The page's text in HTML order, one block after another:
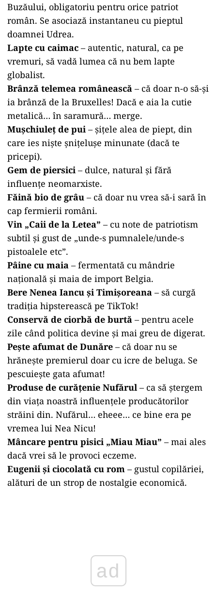
Buzăului, obligatoriu pentru orice patriot
român. Se asociază instantaneu cu pieptul
doamnei Udrea.
Lapte cu caimac – autentic, natural, ca pe
vremuri, să vadă lumea că nu bem lapte
globalist.
Brânză telemea românească – că doar n-o să-și
ia brânză de la Bruxelles! Dacă e aia la cutie
metalică… în saramură… merge.
Mușchiuleț de pui – șițele alea de piept, din
care ies niște șnițelușe minunate (dacă te
pricepi).
Gem de piersici – dulce, natural și fără
influențe neomarxiste.
Făină bio de grâu – că doar nu vrea să-i sară în
cap fermierii români.
Vin „Caii de la Letea” – cu note de patriotism
subtil și gust de „unde-s pumnalele/unde-s
pistoalele etc”.
Pâine cu maia – fermentată cu mândrie
națională și maia de import Belgia.
Bere Nenea Iancu și Timișoreana – să curgă
tradiția hipsterească pe TikTok!
Conservă de ciorbă de burtă – pentru acele
zile când politica devine și mai greu de digerat.
Pește afumat de Dunăre – că doar nu se
hrănește premierul doar cu icre de beluga. Se
pescuiește gata afumat!
Produse de curățenie Nufărul – ca să ștergem
din viața noastră influențele producătorilor
străini din. Nufărul… eheee… ce bine era pe
vremea lui Nea Nicu!
Mâncare pentru pisici „Miau Miau” – mai ales
dacă vrei să le provoci eczeme.
Eugenii și ciocolată cu rom – gustul copilăriei,
alături de un strop de nostalgie economică.